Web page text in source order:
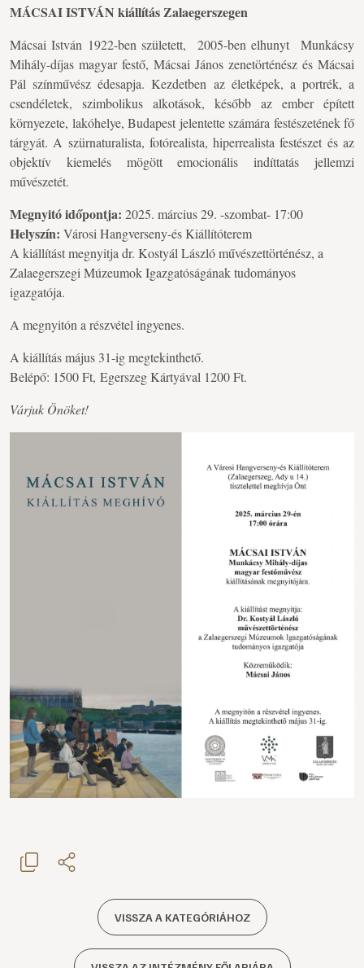
MÁCSAI ISTVÁN kiállítás Zalaegerszegen
Mácsai István 1922-ben született, 2005-ben elhunyt Munkácsy
Mihály-díjas magyar festő, Mácsai János zenetörténész és Mácsai
Pál színművész édesapja. Kezdetben az életképek, a portrék, a
csendéletek, szimbolikus alkotások, később az ember épített
környezete, lakóhelye, Budapest jelentette számára festészetének fő
tárgyát. A szürnaturalista, fotórealista, hiperrealista festészet és az
objektív kiemelés mögött emocionális indíttatás jellemzi
művészetét.
Megnyitó időpontja: 2025. március 29. -szombat- 17:00
Helyszín: Városi Hangverseny-és Kiállítóterem
A kiállítást megnyitja dr. Kostyál László művészettörténész, a
Zalaegerszegi Múzeumok Igazgatóságának tudományos
igazgatója.
A megnyitón a részvétel ingyenes.
A kiállítás május 31-ig megtekinthető.
Belépő: 1500 Ft, Egerszeg Kártyával 1200 Ft.
Várjuk Önöket!
VISSZA A KATEGÓRIÁHOZ